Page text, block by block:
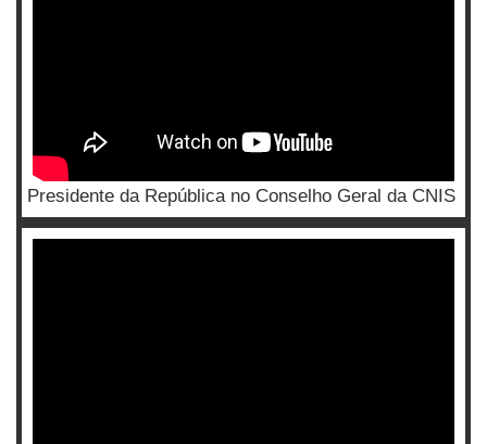
Presidente da República no Conselho Geral da CNIS